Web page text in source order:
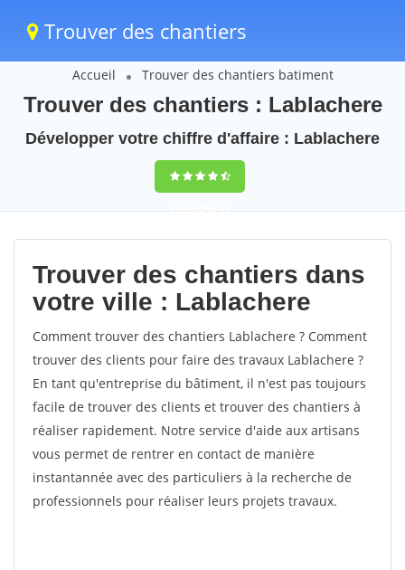
Trouver des chantiers
Accueil Trouver des chantiers batiment
Trouver des chantiers : Lablachere
Développer votre chiffre d'affaire : Lablachere
9,5(100%)43
votes
Trouver des chantiers dans
votre ville : Lablachere
Comment trouver des chantiers Lablachere ? Comment
trouver des clients pour faire des travaux Lablachere ?
En tant qu'entreprise du bâtiment, il n'est pas toujours
facile de trouver des clients et trouver des chantiers à
réaliser rapidement. Notre service d'aide aux artisans
vous permet de rentrer en contact de manière
instantannée avec des particuliers à la recherche de
professionnels pour réaliser leurs projets travaux.